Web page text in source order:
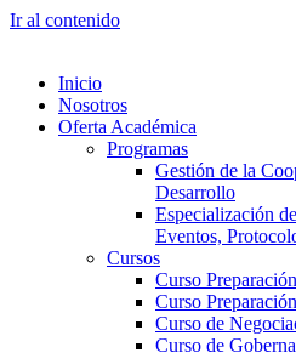
Ir al contenido
Inicio
Nosotros
Oferta Académica
Programas
Gestión de la
Desarrollo
Especialización
Eventos,
Cursos
Curso
Curso
Curso de
Curso de